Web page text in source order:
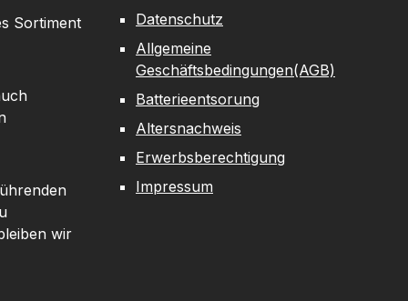
Sortiment
wir
Datenschutz
Allgemeine
Geschäftsbedingungen(AGB)
Batterieentsorung
Altersnachweis
Erwerbsberechtigung
Impressum